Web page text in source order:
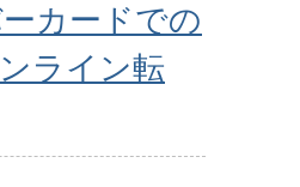
カードでの
ライン転